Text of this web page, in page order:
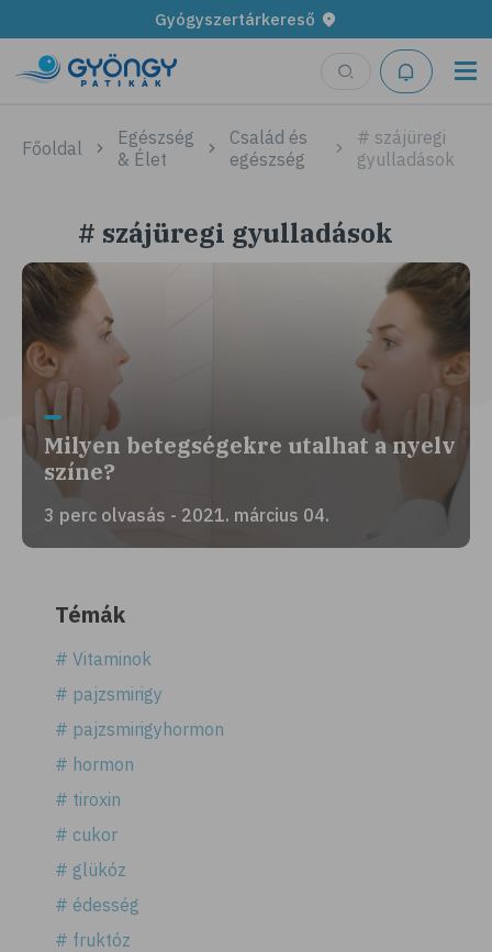
Gyógyszertárkereső
Főoldal
Egészség
& Élet
Család és
egészség
# szájüregi
gyulladások
# szájüregi gyulladások
Milyen betegségekre utalhat a nyelv
színe?
3 perc olvasás - 2021. március 04.
Témák
# Vitaminok
# pajzsmirigy
# pajzsmirigyhormon
# hormon
# tiroxin
# cukor
# glükóz
# édesség
# fruktóz